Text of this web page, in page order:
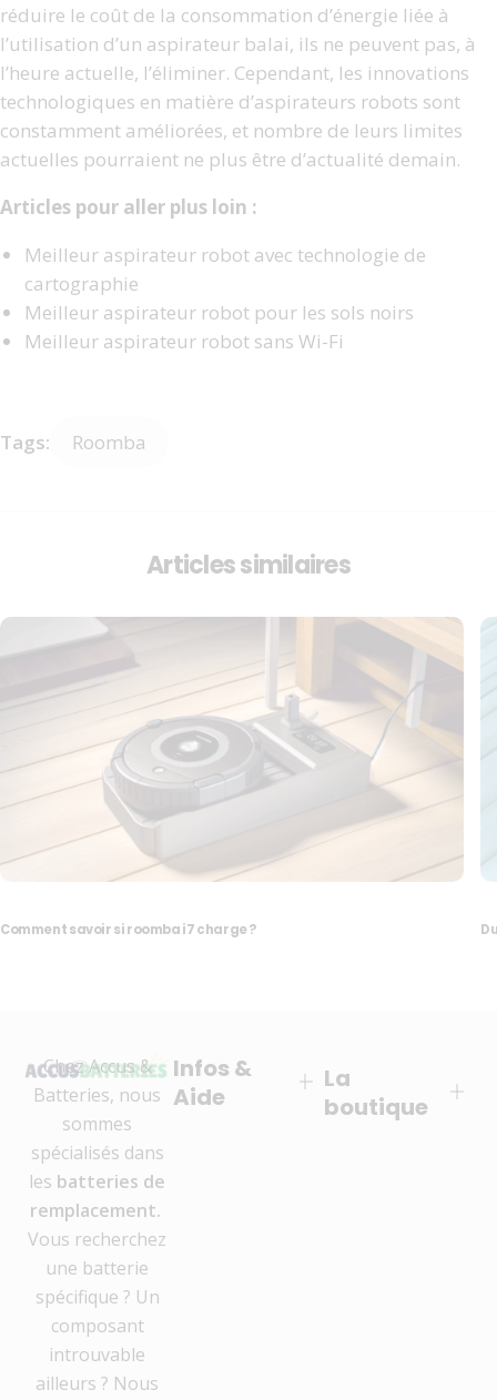
réduire le coût de la consommation d’énergie liée à
l’utilisation d’un aspirateur balai, ils ne peuvent pas, à
l’heure actuelle, l’éliminer. Cependant, les innovations
technologiques en matière d’aspirateurs robots sont
constamment améliorées, et nombre de leurs limites
actuelles pourraient ne plus être d’actualité demain.
Articles pour aller plus loin :
Meilleur aspirateur robot avec technologie de
cartographie
Meilleur aspirateur robot pour les sols noirs
Meilleur aspirateur robot sans Wi-Fi
Tags: Roomba
Articles similaires
Comment savoir si roomba i7 charge​ ?
Chez Accus &
Batteries, nous
sommes
spécialisés dans
les batteries de
remplacement.
Vous recherchez
une batterie
spécifique ? Un
composant
introuvable
ailleurs ? Nous
La
boutique
Infos &
Aide